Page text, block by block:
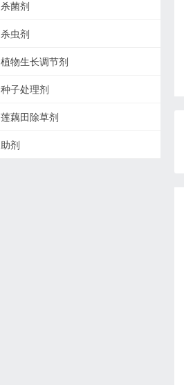
杀菌剂
杀虫剂
植物生长调节剂
种子处理剂
莲藕田除草剂
助剂